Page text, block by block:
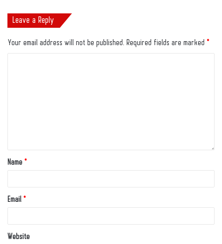
Leave a Reply
Your email address will not be published. Required fields are marked *
Name *
Email *
Website